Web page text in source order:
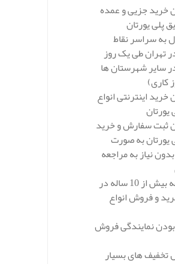
خرید جزیی و عمده
پلی یورتان
به سراسر نقاط
تهران طی یک روز
سایر شهرستان ها
خرید اینترنتی انواع
یورتان
ثبت سفارش و خرید
یورتان به صورت
نیاز به مراجعه
5- سابقه بیش از 10 ساله در
و فروش انواع
بودن نمایندگی فروش
تخفیف های بسیار